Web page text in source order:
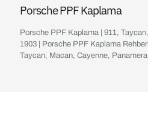
Porsche PPF Kaplama
Porsche PPF Kaplama | 911,
1903 | Porsche PPF Kaplama
Taycan, Macan, Cayenne,